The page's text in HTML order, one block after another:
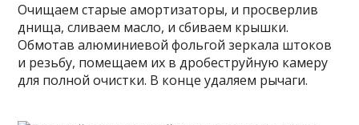
Очищаем старые амортизаторы, и просверлив
днища, сливаем масло, и сбиваем крышки.
Обмотав алюминиевой фольгой зеркала штоков
и резьбу, помещаем их в дробеструйную камеру
для полной очистки. В конце удаляем рычаги.